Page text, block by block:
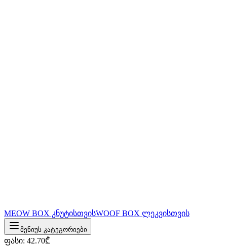
MEOW BOX კნუტისთვისWOOF BOX ლეკვისთვის
მენიუს კატეგორიები
ფასი: 42.70₾